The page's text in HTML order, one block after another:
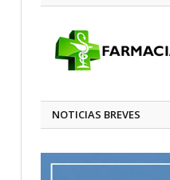
NOTICIAS BREVES